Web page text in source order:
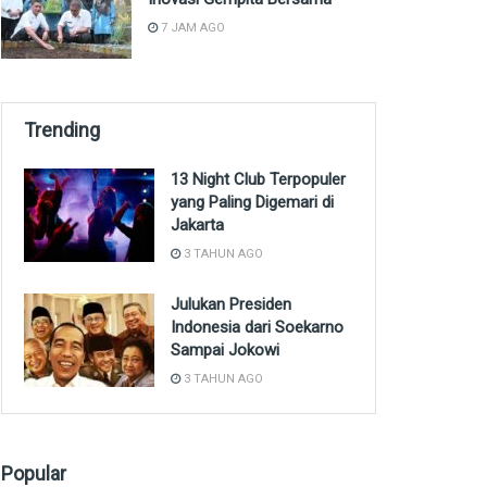
7 JAM AGO
Trending
13 Night Club Terpopuler
yang Paling Digemari di
Jakarta
3 TAHUN AGO
Julukan Presiden
Indonesia dari Soekarno
Sampai Jokowi
3 TAHUN AGO
Popular